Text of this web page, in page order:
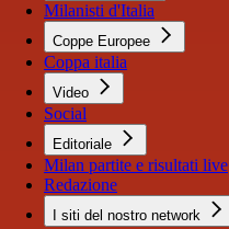
Milanisti d'Italia
Coppe Europee
Coppa italia
Video
Social
Editoriale
Milan partite e risultati live
Redazione
I siti del nostro network